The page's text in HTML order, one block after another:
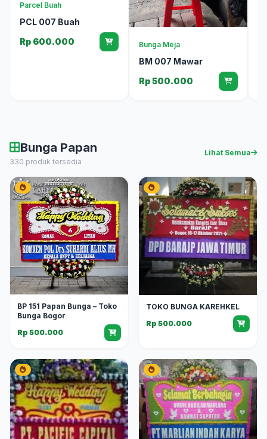
Parcel Buah
PCL 007 Buah
Rp 600.000
Bunga Meja
BM 007 Mawar
Rp 500.000
Bunga Papan
330 produk tersedia
Lihat Semua
BP 151 Papan Bunga – Toko
Bunga Bogor
Rp 500.000
TOKO BUNGA KAREHKEL
Rp 500.000